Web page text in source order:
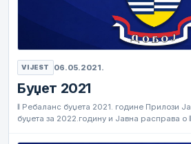
VIJEST 06.05.2021.
Буџет 2021
ǁ Ребаланс буџета 2021. године Прилози
буџета за 2022.годину и Јавна расправа о